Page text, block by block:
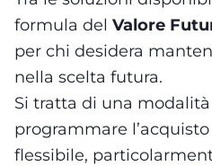
formula del Valore
per chi desidera
nella scelta futura.
Si tratta di una
programmare
flessibile,